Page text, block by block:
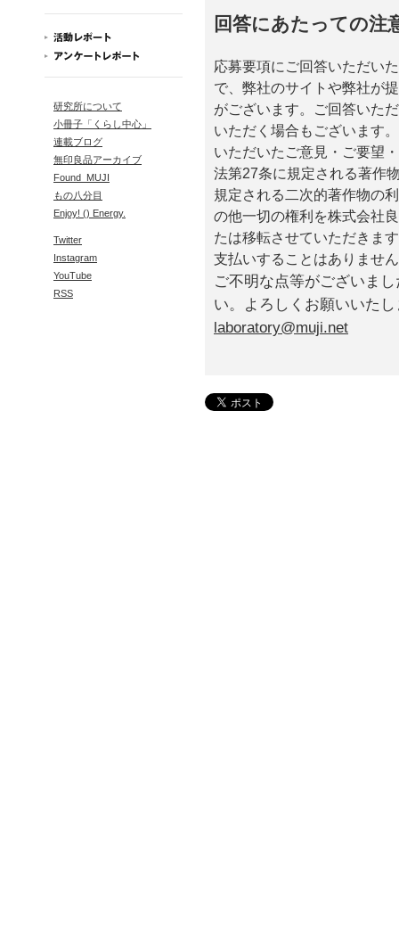
研究所について
小冊子「くらし中心」
連載ブログ
無印良品アーカイブ
Found_MUJI
もの八分目
Enjoy! () Energy.
Twitter
Instagram
YouTube
RSS
回答にあたっての注
応募要項にご回答いただい
で、弊社のサイトや弊社が
がございます。ご回答いた
いただく場合もございます。
いただいたご意見・ご要望
法第27条に規定される著作
規定される二次的著作物の
の他一切の権利を株式会社
たは移転させていただきま
支払いすることはありませ
ご不明な点等がございま
い。よろしくお願いいた
laboratory@muji.net